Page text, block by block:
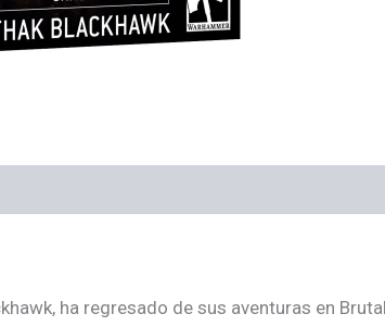
ha regresado de sus aventuras en